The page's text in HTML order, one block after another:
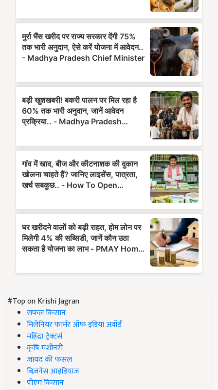
#Top on Krishi Jagran
सफल किसान
मिलेनियर फार्मर ऑफ इंडिया अवॉर्ड
महिंद्रा ट्रैक्टर्स
कृषि मशीनरी
जायद की फसल
बिज़नेस आइडियाज
पीएम किसान